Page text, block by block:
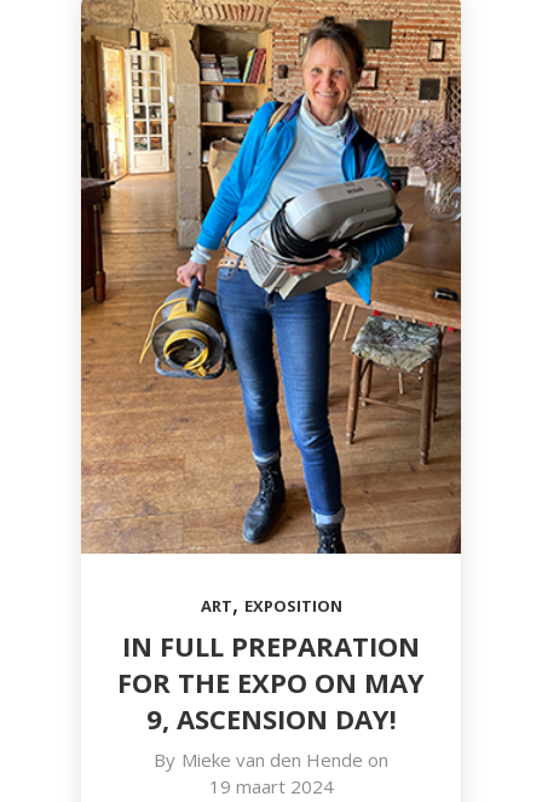
ART, EXPOSITION
IN FULL PREPARATION
FOR THE EXPO ON MAY
9, ASCENSION DAY!
By Mieke van den Hende on
19 maart 2024